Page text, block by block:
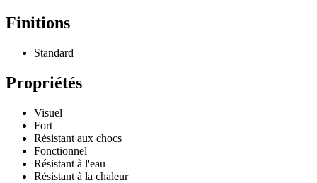
Finitions
Standard
Propriétés
Visuel
Fort
Résistant aux chocs
Fonctionnel
Résistant à l'eau
Résistant à la chaleur